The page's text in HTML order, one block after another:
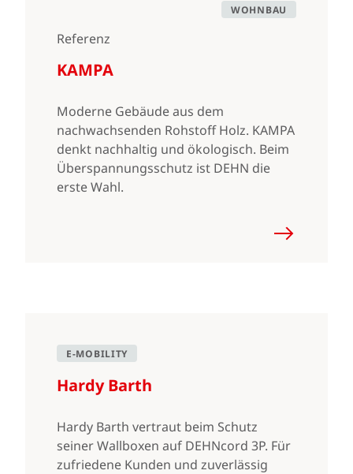
WOHNBAU
Referenz
KAMPA
Moderne Gebäude aus dem
nachwachsenden Rohstoff Holz. KAMPA
denkt nachhaltig und ökologisch. Beim
Überspannungsschutz ist DEHN die
erste Wahl.
E-MOBILITY
Hardy Barth
Hardy Barth vertraut beim Schutz
seiner Wallboxen auf DEHNcord 3P. Für
zufriedene Kunden und zuverlässig